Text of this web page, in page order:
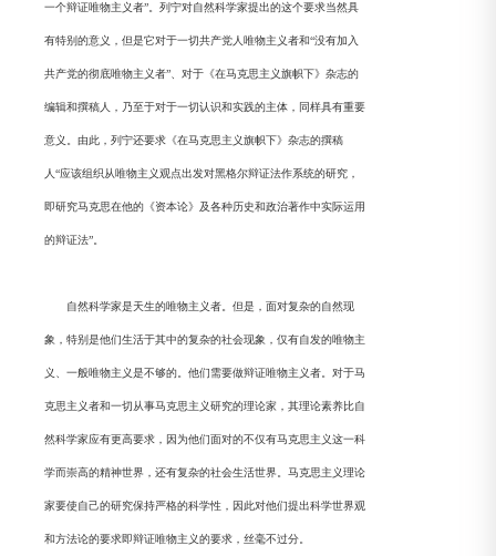
一个辩证唯物主义者”。列宁对自然科学家提出的这个要求当然具
有特别的意义，但是它对于一切共产党人唯物主义者和“没有加入
共产党的彻底唯物主义者”、对于《在马克思主义旗帜下》杂志的
编辑和撰稿人，乃至于对于一切认识和实践的主体，同样具有重要
意义。由此，列宁还要求《在马克思主义旗帜下》杂志的撰稿
人“应该组织从唯物主义观点出发对黑格尔辩证法作系统的研究，
即研究马克思在他的《资本论》及各种历史和政治著作中实际运用
的辩证法”。
自然科学家是天生的唯物主义者。但是，面对复杂的自然现
象，特别是他们生活于其中的复杂的社会现象，仅有自发的唯物主
义、一般唯物主义是不够的。他们需要做辩证唯物主义者。对于马
克思主义者和一切从事马克思主义研究的理论家，其理论素养比自
然科学家应有更高要求，因为他们面对的不仅有马克思主义这一科
学而崇高的精神世界，还有复杂的社会生活世界。马克思主义理论
家要使自己的研究保持严格的科学性，因此对他们提出科学世界观
和方法论的要求即辩证唯物主义的要求，丝毫不过分。